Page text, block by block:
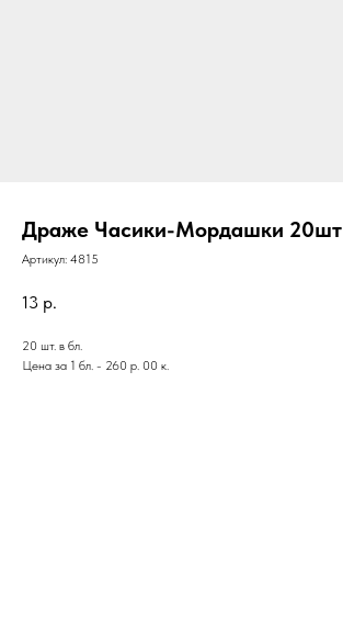
Драже Часики-Мордашки 20шт
Артикул: 4815
13 р.
20 шт. в бл.
Цена за 1 бл. - 260 р. 00 к.